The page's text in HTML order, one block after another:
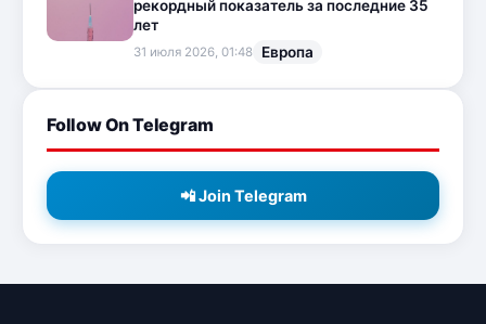
рекордный показатель за последние 35
лет
31 июля 2026, 01:48 Европа
Follow On Telegram
📲 Join Telegram